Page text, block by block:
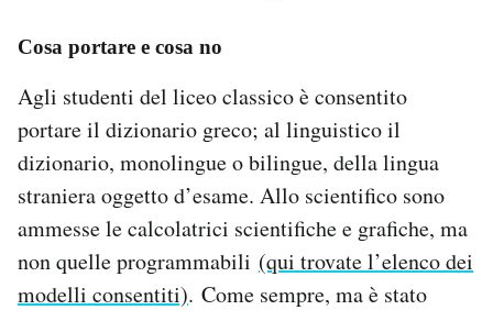
Cosa portare e cosa no
Agli studenti del liceo classico è consentito
portare il dizionario greco; al linguistico il
dizionario, monolingue o bilingue, della lingua
straniera oggetto d’esame. Allo scientifico sono
ammesse le calcolatrici scientifiche e grafiche, ma
non quelle programmabili (qui trovate l’elenco dei
modelli consentiti). Come sempre, ma è stato